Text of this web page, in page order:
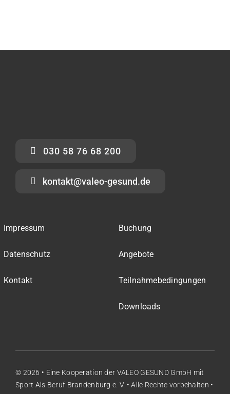
030 58 76 68 200
kontakt@valeo-gesund.de
Impressum
Datenschutz
Kontakt
Buchung
Angebote
Teilnahmebedingungen
Downloads
© 2026 • Eine Kooperation der VALEO GESUND GmbH mit
Sport Als Beruf Brandenburg e. V. • Alle Rechte vorbehalten •